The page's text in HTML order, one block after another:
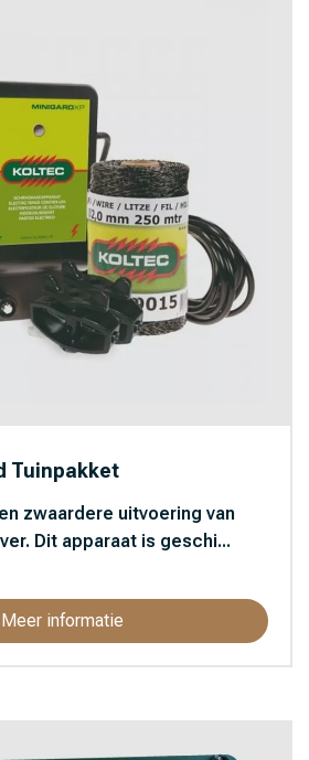
Tuinpakket
zwaardere uitvoering van
Dit apparaat is geschi...
Meer informatie